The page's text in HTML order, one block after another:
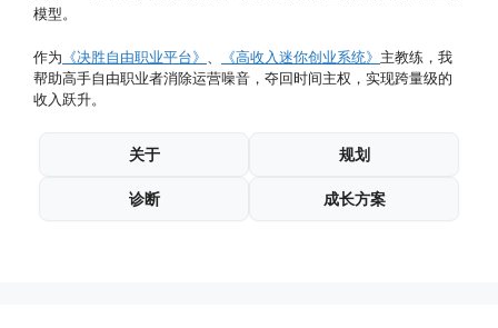
模型。
作为 《决胜自由职业平台》 《高收入迷你创业系统》 主教练，我
帮助高手自由职业者消除运营噪音，夺回时间主权，实现跨量级的
收入跃升。
关于 规划
诊断 成长方案